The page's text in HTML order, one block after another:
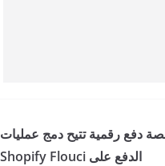
دفع رقمية تتيح دمج عمليات
الدفع على Shopify Flouci